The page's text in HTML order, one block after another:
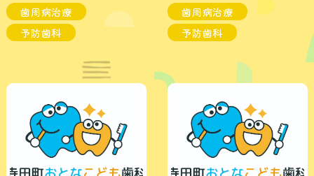
歯周病治療
予防歯科
歯周病治療
予防歯科